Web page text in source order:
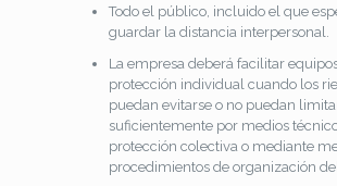
Todo el público, incluido el que
guardar la distancia interpersonal.
La empresa deberá facilitar
protección individual cuando los
puedan evitarse o no puedan
suficientemente por medios
protección colectiva o mediante
procedimientos de organización